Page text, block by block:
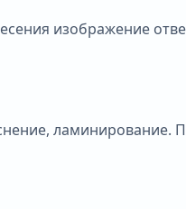
изображение
ламинирование.